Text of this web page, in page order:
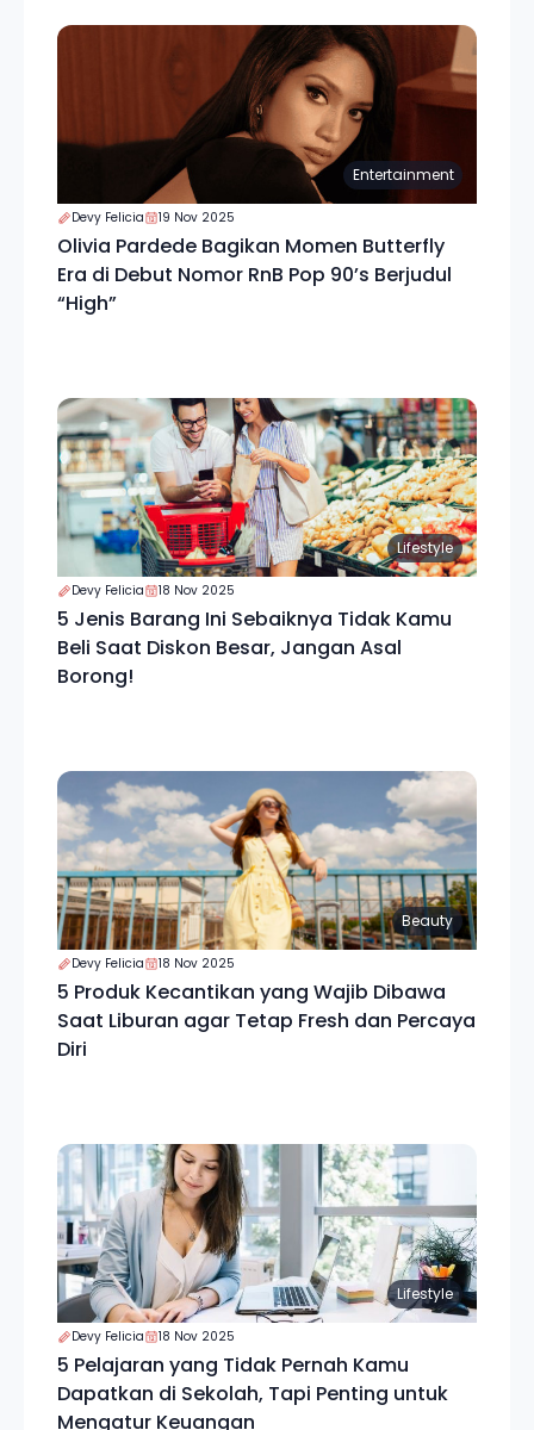
Entertainment
Devy Felicia 19 Nov 2025
Olivia Pardede Bagikan Momen Butterfly
Era di Debut Nomor RnB Pop 90’s Berjudul
“High”
Lifestyle
Devy Felicia 18 Nov 2025
5 Jenis Barang Ini Sebaiknya Tidak Kamu
Beli Saat Diskon Besar, Jangan Asal
Borong!
Beauty
Devy Felicia 18 Nov 2025
5 Produk Kecantikan yang Wajib Dibawa
Saat Liburan agar Tetap Fresh dan Percaya
Diri
Lifestyle
Devy Felicia 18 Nov 2025
5 Pelajaran yang Tidak Pernah Kamu
Dapatkan di Sekolah, Tapi Penting untuk
Mengatur Keuangan